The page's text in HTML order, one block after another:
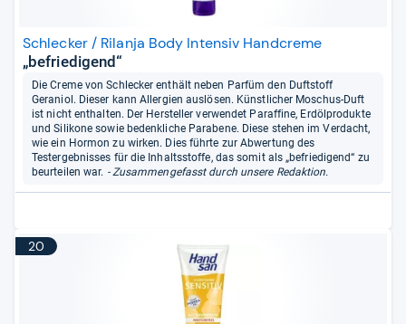
Schlecker / Rilanja Body Intensiv Handcreme
„befriedigend“
Die Creme von Schlecker enthält neben Parfüm den Duftstoff
Geraniol. Dieser kann Allergien auslösen. Künstlicher Moschus-Duft
ist nicht enthalten. Der Hersteller verwendet Paraffine, Erdölprodukte
und Silikone sowie bedenkliche Parabene. Diese stehen im Verdacht,
wie ein Hormon zu wirken. Dies führte zur Abwertung des
Testergebnisses für die Inhaltsstoffe, das somit als „befriedigend“ zu
beurteilen war. - Zusammengefasst durch unsere Redaktion.
20